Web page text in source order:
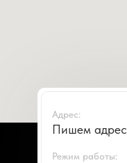
Адрес:
Пишем адрес
Режим работы: